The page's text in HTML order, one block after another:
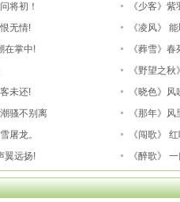
将初！
《少客》
无情!
《凌风》
在掌中!
《葬雪》
《野望之
未还!
《晓色》
骚不别离
《那年》
屠龙。
《闯歌》
翼远扬!
《醉歌》